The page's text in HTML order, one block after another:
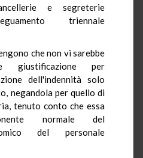
e segreterie
triennale
che non vi sarebbe
giustificazione per
dell'indennità solo
negandola per quello di
tenuto conto che essa
normale del
del personale